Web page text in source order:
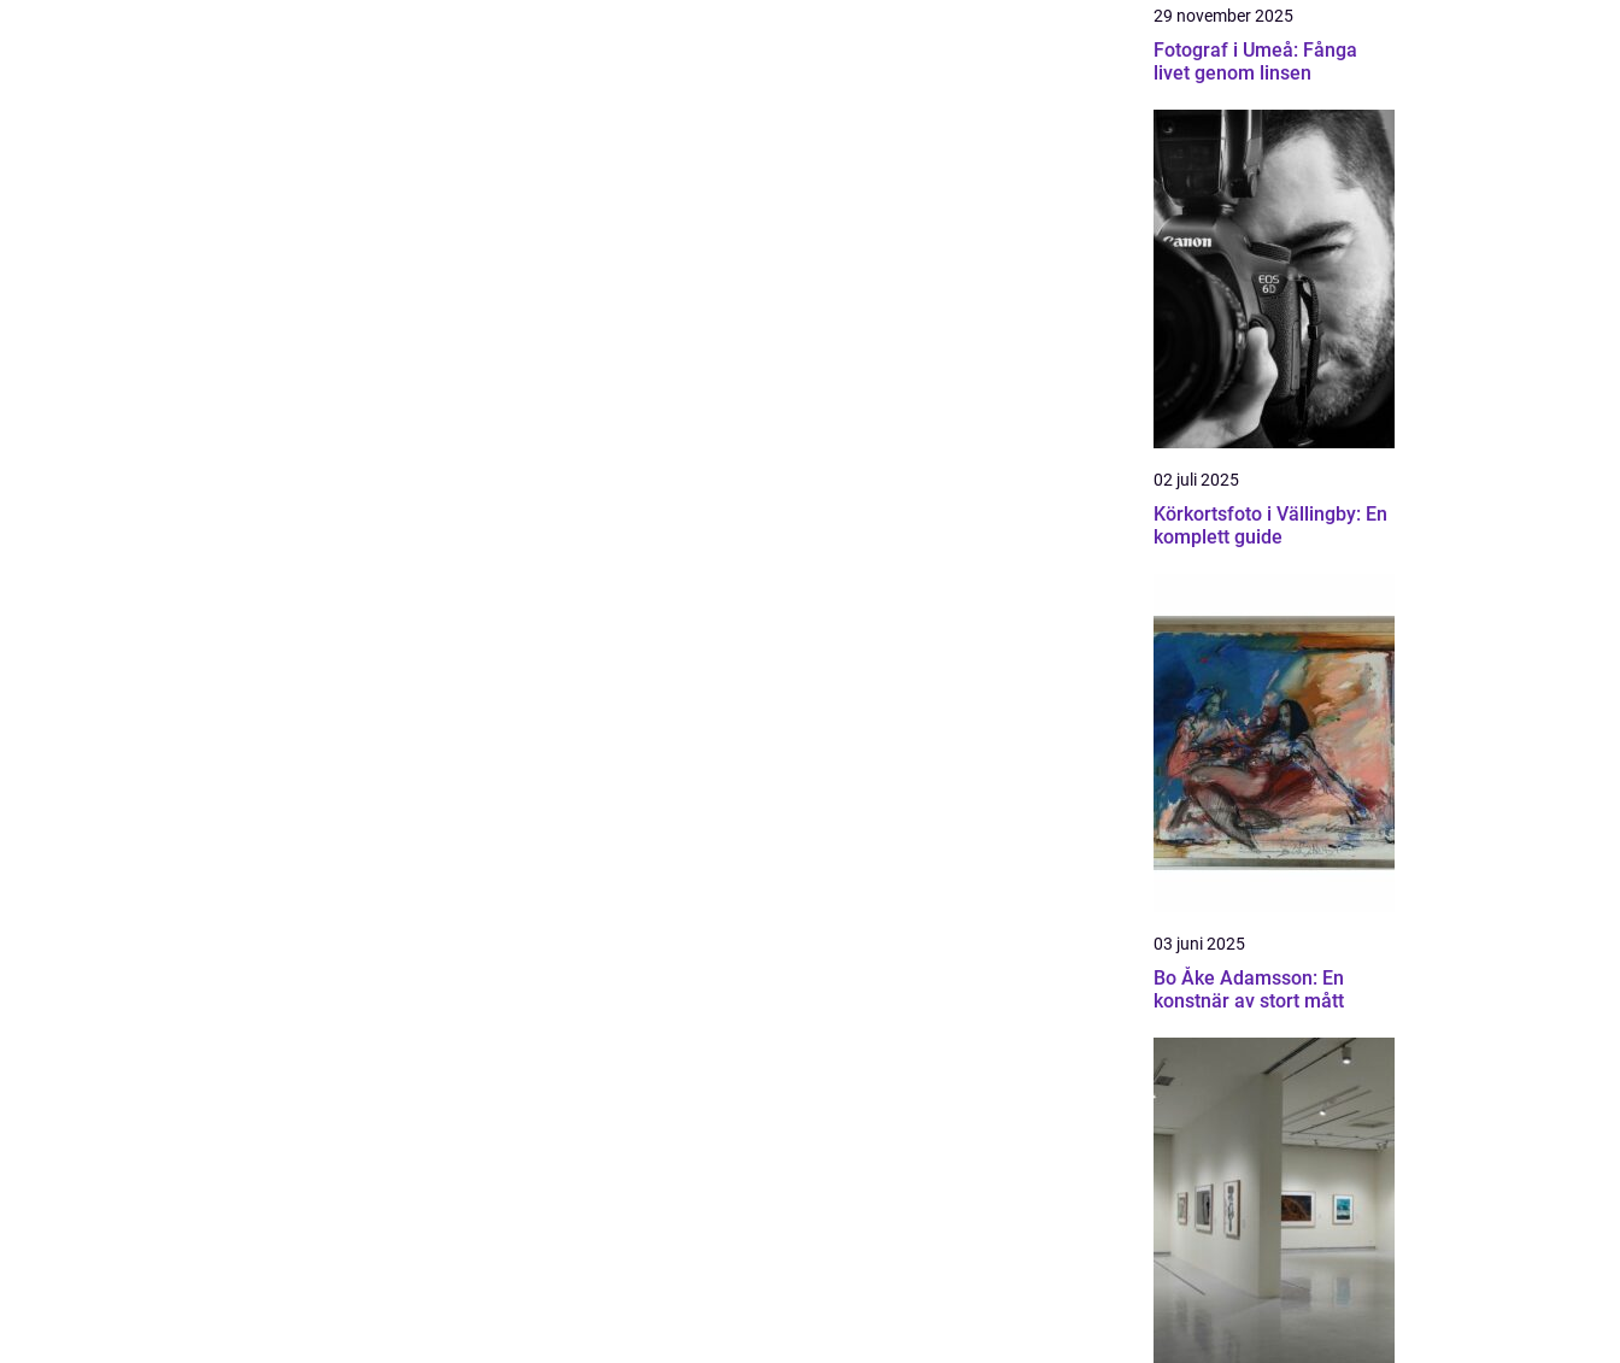
29 november 2025
Fotograf i Umeå: Fånga
livet genom linsen
02 juli 2025
Körkortsfoto i Vällingby: En
komplett guide
03 juni 2025
Bo Åke Adamsson: En
konstnär av stort mått